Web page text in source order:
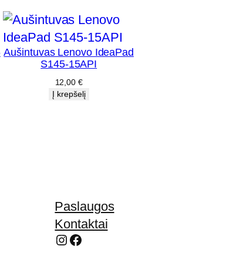
Aušintuvas Lenovo IdeaPad
S145-15API
12,00 €
Į krepšelį
Paslaugos
Kontaktai
Instagram Facebook